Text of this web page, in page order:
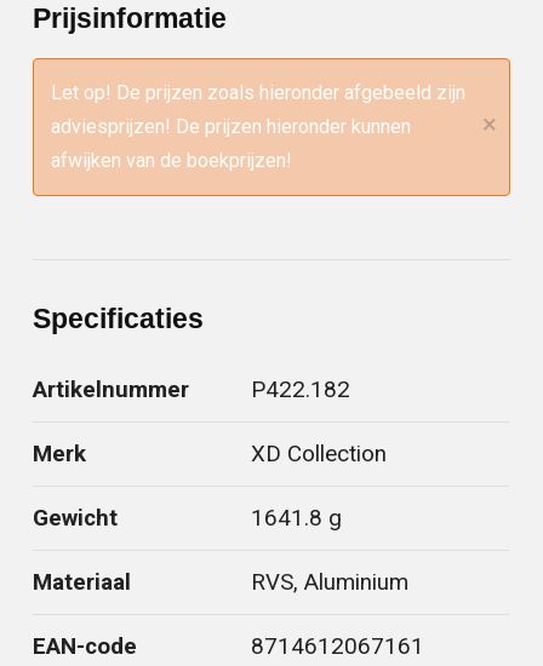
Prijsinformatie
Let op! De prijzen zoals hieronder afgebeeld zijn
adviesprijzen! De prijzen hieronder kunnen
afwijken van de boekprijzen!
×
Specificaties
Artikelnummer P422.182
Merk XD Collection
Gewicht 1641.8 g
Materiaal RVS, Aluminium
EAN-code 8714612067161